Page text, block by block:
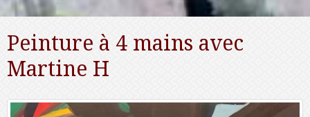
Peinture à 4 mains avec
Martine H